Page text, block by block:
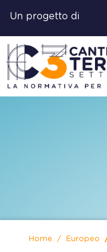
Un progetto di
Home Europeo